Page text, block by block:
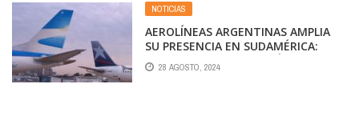
NOTICIAS
AEROLÍNEAS ARGENTINAS AMPLIA
SU PRESENCIA EN SUDAMÉRICA:
LATAM COMERCIALIZARÁ SUS
VUELOS
28 AGOSTO, 2024